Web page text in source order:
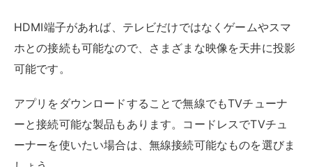
HDMI端子があれば、テレビだけではなくゲームやスマ
ホとの接続も可能なので、さまざまな映像を天井に投影
可能です。
アプリをダウンロードすることで無線でもTVチューナ
ーと接続可能な製品もあります。コードレスでTVチュ
ーナーを使いたい場合は、無線接続可能なものを選びま